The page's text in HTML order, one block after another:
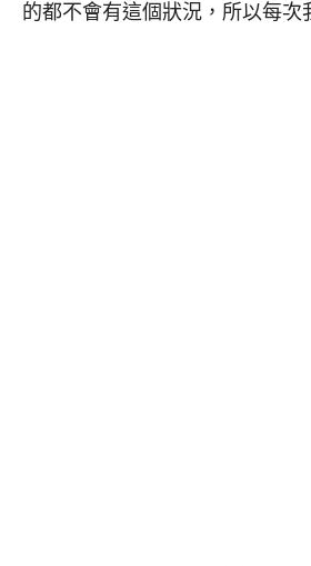
的都不會有這個狀況，所以每次